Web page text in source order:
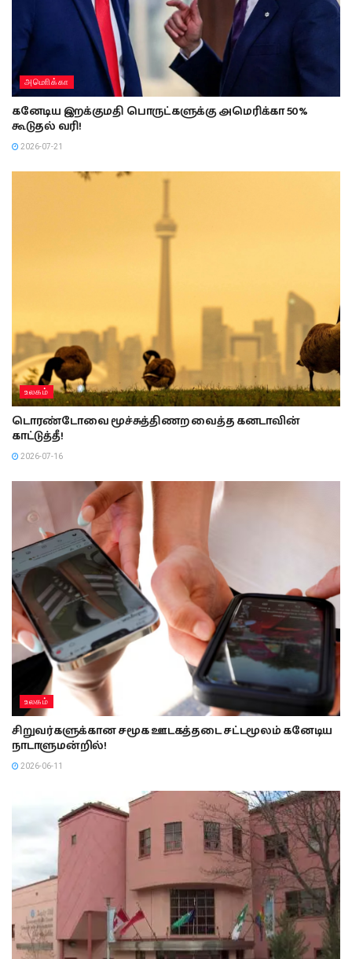
அமொிக்கா
கனேடிய இறக்குமதி பொருட்களுக்கு அமெரிக்கா 50%
கூடுதல் வரி!
2026-07-21
உலகம்
டொரண்டோவை மூச்சுத்திணற வைத்த கனடாவின்
காட்டுத்தீ!
2026-07-16
உலகம்
சிறுவர்களுக்கான சமூக ஊடகத்தடை சட்டமூலம் கனேடிய
நாடாளுமன்றில்!
2026-06-11